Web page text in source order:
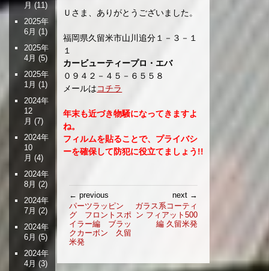
Ｕさま、ありがとうございました。
福岡県久留米市山川追分１－３－１
１
カービューティープロ・エバ
０９４２－４５－６５５８
メールはコチラ
年末も近づき物騒になってきますよ
ね。
フィルムを貼ることで、プライバシ
ーを確保して防犯に役立てましょう!!
稿
ナ
ビ
ゲ
シ
← previous
パーツラッピン
グ フロントスポ
イラー編 ブラッ
クカーボン 久留
米発
next →
ガラス系コーティ
ン フィアット500
編 久留米発
月(11)
2025年
6月 (1)
2025年
4月 (5)
2025年
1月 (1)
2024年
12
月 (7)
2024年
10
月 (4)
2024年
8月 (2)
2024年
7月 (2)
2024年
6月 (5)
2024年
4月 (3)